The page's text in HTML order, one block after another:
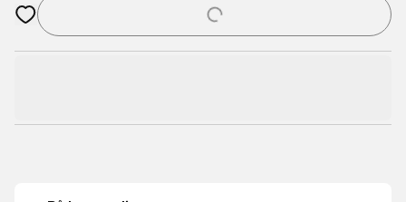
Åbner en Modal til at logge ind eller tilmelde dig som medlem